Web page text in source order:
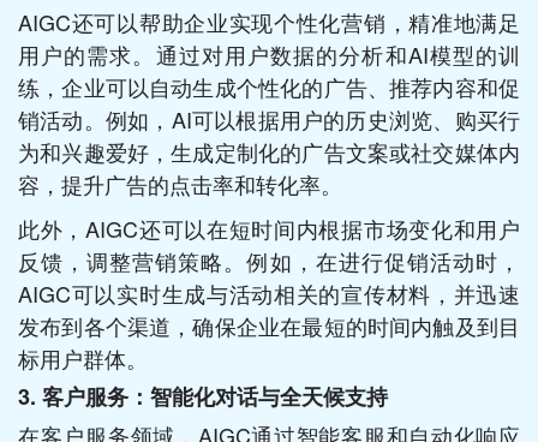
AIGC还可以帮助企业实现个性化营销，精准地满足
用户的需求。通过对用户数据的分析和AI模型的训
练，企业可以自动生成个性化的广告、推荐内容和促
销活动。例如，AI可以根据用户的历史浏览、购买行
为和兴趣爱好，生成定制化的广告文案或社交媒体内
容，提升广告的点击率和转化率。
此外，AIGC还可以在短时间内根据市场变化和用户
反馈，调整营销策略。例如，在进行促销活动时，
AIGC可以实时生成与活动相关的宣传材料，并迅速
发布到各个渠道，确保企业在最短的时间内触及到目
标用户群体。
3. 客户服务：智能化对话与全天候支持
在客户服务领域，AIGC通过智能客服和自动化响应